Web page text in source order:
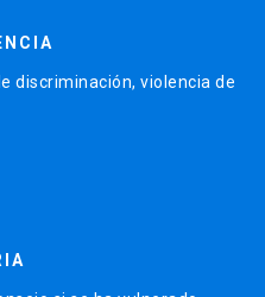
discriminación, violencia de